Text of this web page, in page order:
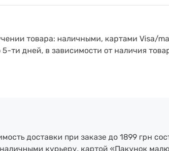
товара: наличными, картами Visa/
ти дней, в зависимости от наличия
доставки при заказе до 1899 грн
курьеру, картой «Пакунок